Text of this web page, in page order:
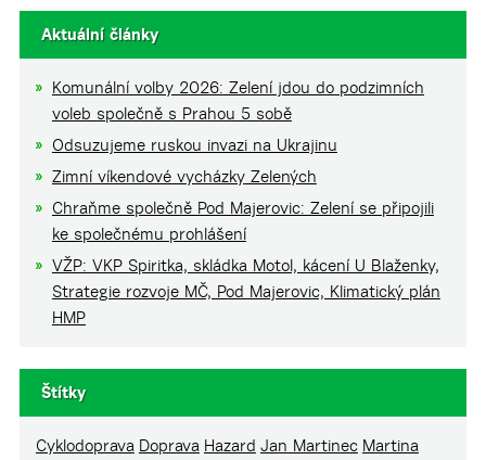
Aktuální články
Komunální volby 2026: Zelení jdou do podzimních
voleb společně s Prahou 5 sobě
Odsuzujeme ruskou invazi na Ukrajinu
Zimní víkendové vycházky Zelených
Chraňme společně Pod Majerovic: Zelení se připojili
ke společnému prohlášení
VŽP: VKP Spiritka, skládka Motol, kácení U Blaženky,
Strategie rozvoje MČ, Pod Majerovic, Klimatický plán
HMP
Štítky
Cyklodoprava Doprava Hazard Jan Martinec Martina